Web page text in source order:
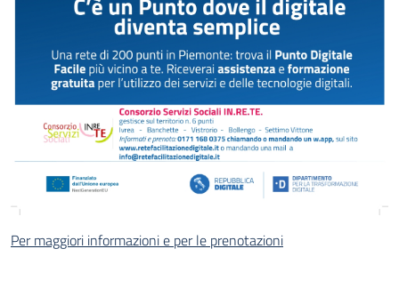
Per maggiori informazioni e per le prenotazioni